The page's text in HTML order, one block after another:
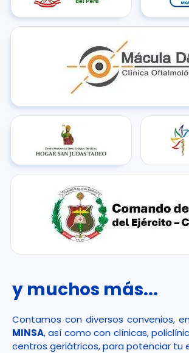
y muchos más...
Contamos con diversos convenios,
MINSA, así como con clínicas,
centros geriátricos, para potenciar tu